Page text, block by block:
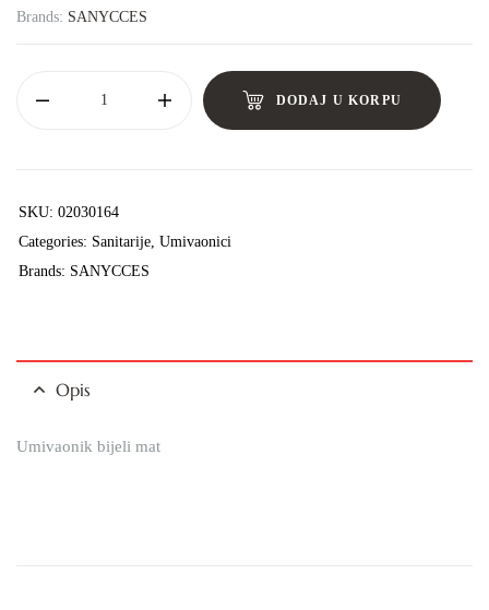
Brands: SANYCCES
DODAJ U KORPU
SKU: 02030164
Categories: Sanitarije Umivaonici
Brands: SANYCCES
Opis
Umivaonik bijeli mat